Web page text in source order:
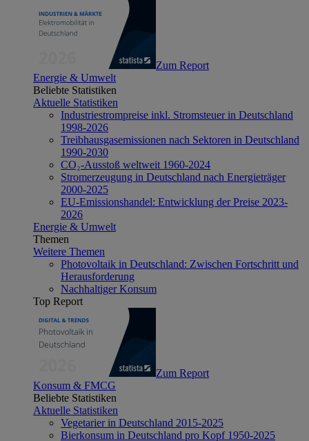
Zum Report
Energie & Umwelt
Beliebte Statistiken
Aktuelle Statistiken
Industriestrompreise inkl. Stromsteuer in Deutschland
1998-2026
Treibhausgasemissionen nach Sektoren in Deutschland
1990-2030
CO₂-Ausstoß weltweit 1960-2024
Stromerzeugung in Deutschland nach Energieträger
2000-2025
EU-Emissionshandel: Entwicklung der Preise 2023-
2026
Energie & Umwelt
Themen
Weitere Themen
Photovoltaik in Deutschland: Zwischen Fortschritt und
Herausforderung
Nachhaltiger Konsum
Top Report
Zum Report
Konsum & FMCG
Beliebte Statistiken
Aktuelle Statistiken
Vegetarier in Deutschland 2015-2025
Bierkonsum in Deutschland pro Kopf 1950-2025